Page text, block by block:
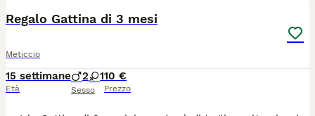
Regalo Gattina di 3 mesi
Meticcio
15 settimane
Età
2 1
Sesso
10 €
Prezzo